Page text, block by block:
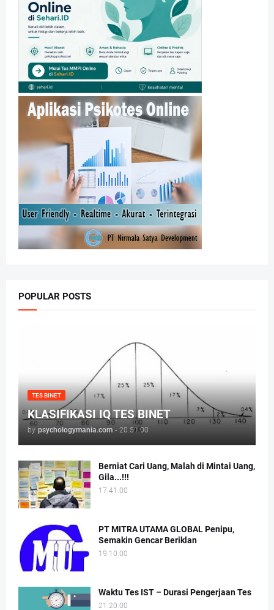
POPULAR POSTS
TES BINET
KLASIFIKASI IQ TES BINET
by psychologymania.com - 20.51.00
Berniat Cari Uang, Malah di Mintai Uang,
Gila...!!!
17.41.00
PT MITRA UTAMA GLOBAL Penipu,
Semakin Gencar Beriklan
19.10.00
Waktu Tes IST – Durasi Pengerjaan Tes
21.20.00